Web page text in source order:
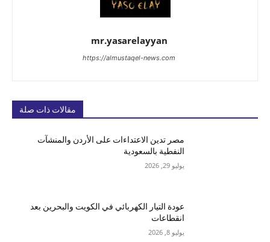
mr.yasarelayyan
https://almustaqel-news.com
مقالات ذات صلة
مصر تدين الاعتداءات على الأردن والمنشآت
النفطية بالسعودية
يوليو 29, 2026
عودة التيار الكهربائي في الكويت والبحرين بعد
انقطاعات
يوليو 8, 2026